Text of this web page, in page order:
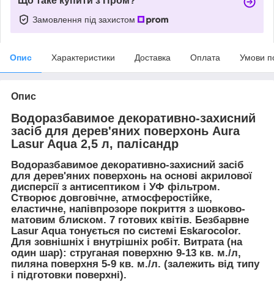
Замовлення під захистом
Опис Характеристики Доставка Оплата Умови
Опис
Водоразбавимое декоративно-захисний
засіб для дерев'яних поверхонь Aura
Lasur Aqua 2,5 л, палісандр
Водоразбавимое декоративно-захисний засіб
для дерев'яних поверхонь на основі акрилової
дисперсії з антисептиком і УФ фільтром.
Створює довговічне, атмосферостійке,
еластичне, напівпрозоре покриття з шовково-
матовим блиском. 7 готових квітів. Безбарвне
Lasur Aqua тонується по системі Eskarocolor.
Для зовнішніх і внутрішніх робіт. Витрата (на
один шар): струганая поверхню 9-13 кв. м./л,
пиляна поверхня 5-9 кв. м./л. (залежить від типу
і підготовки поверхні).